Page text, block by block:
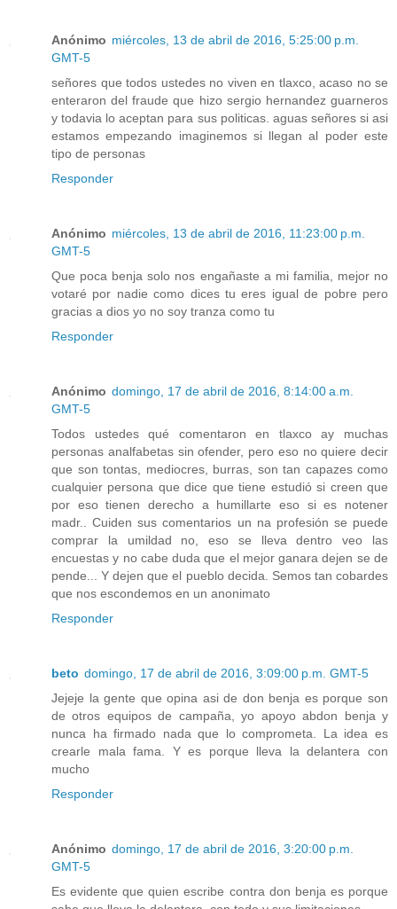
Anónimo miércoles, 13 de abril de 2016, 5:25:00 p.m.
GMT-5
señores que todos ustedes no viven en tlaxco, acaso no se
enteraron del fraude que hizo sergio hernandez guarneros
y todavia lo aceptan para sus politicas. aguas señores si asi
estamos empezando imaginemos si llegan al poder este
tipo de personas
Responder
Anónimo miércoles, 13 de abril de 2016, 11:23:00 p.m.
GMT-5
Que poca benja solo nos engañaste a mi familia, mejor no
votaré por nadie como dices tu eres igual de pobre pero
gracias a dios yo no soy tranza como tu
Responder
Anónimo domingo, 17 de abril de 2016, 8:14:00 a.m.
GMT-5
Todos ustedes qué comentaron en tlaxco ay muchas
personas analfabetas sin ofender, pero eso no quiere decir
que son tontas, mediocres, burras, son tan capazes como
cualquier persona que dice que tiene estudió si creen que
por eso tienen derecho a humillarte eso si es notener
madr.. Cuiden sus comentarios un na profesión se puede
comprar la umildad no, eso se lleva dentro veo las
encuestas y no cabe duda que el mejor ganara dejen se de
pende... Y dejen que el pueblo decida. Semos tan cobardes
que nos escondemos en un anonimato
Responder
beto domingo, 17 de abril de 2016, 3:09:00 p.m. GMT-5
Jejeje la gente que opina asi de don benja es porque son
de otros equipos de campaña, yo apoyo abdon benja y
nunca ha firmado nada que lo comprometa. La idea es
crearle mala fama. Y es porque lleva la delantera con
mucho
Responder
Anónimo domingo, 17 de abril de 2016, 3:20:00 p.m.
GMT-5
Es evidente que quien escribe contra don benja es porque